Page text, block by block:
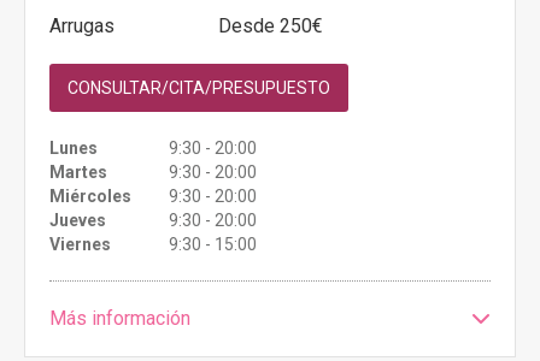
Arrugas Desde 250€
CONSULTAR/CITA/PRESUPUESTO
Lunes
9:30 - 20:00
Martes
9:30 - 20:00
Miércoles
9:30 - 20:00
Jueves
9:30 - 20:00
Viernes
9:30 - 15:00
Más información